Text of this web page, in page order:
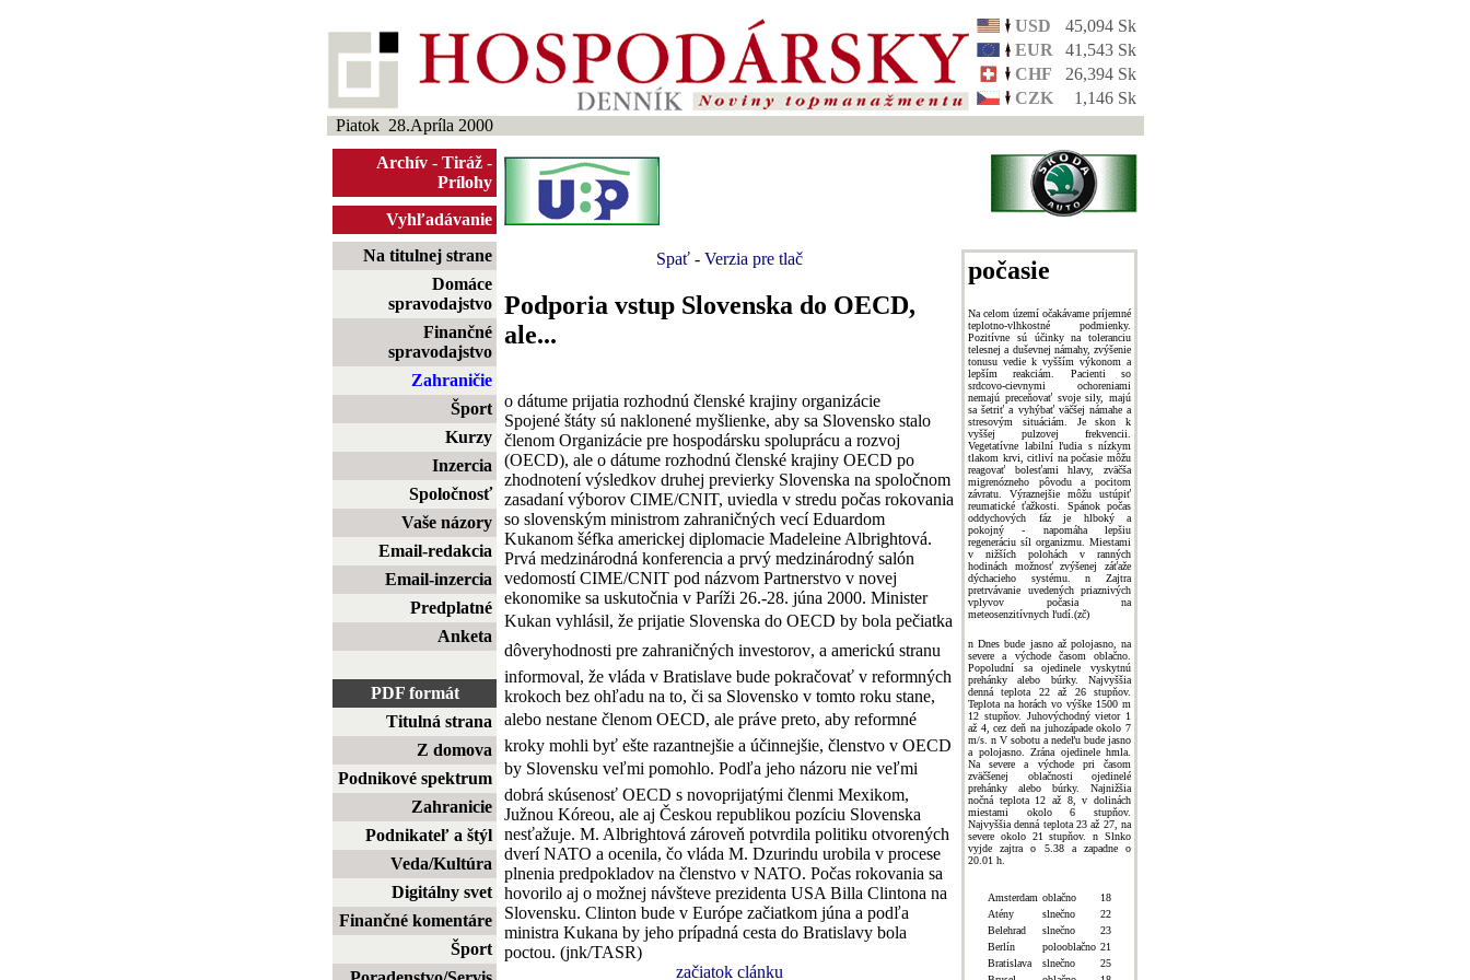
USD
45,094 Sk
EUR
41,543 Sk
CHF
26,394 Sk
CZK
1,146 Sk
Piatok 28.Apríla 2000
Archív - Tiráž -
Prílohy
Vyhľadávanie
Na titulnej strane
Domáce
spravodajstvo
Finančné
spravodajstvo
Zahraničie
Šport
Kurzy
Inzercia
Spoločnosť
Vaše názory
Email-redakcia
Email-inzercia
Predplatné
Anketa
PDF formát
Titulná strana
Z domova
Podnikové spektrum
Zahranicie
Podnikateľ a štýl
Veda/Kultúra
Digitálny svet
Finančné komentáre
Šport
Spať- Verzia pre tlač
Podporia vstup Slovenska do OECD,
ale...
o dátume prijatia rozhodnú členské krajiny organizácie
Spojené štáty sú naklonené myšlienke, aby sa Slovensko stalo
členom Organizácie pre hospodársku spoluprácu a rozvoj
(OECD), ale o dátume rozhodnú členské krajiny OECD po
zhodnotení výsledkov druhej previerky Slovenska na spoločnom
zasadaní výborov CIME/CNIT, uviedla v stredu počas rokovania
so slovenským ministrom zahraničných vecí Eduardom
Kukanom šéfka americkej diplomacie Madeleine Albrightová.
Prvá medzinárodná konferencia a prvý medzinárodný salón
vedomostí CIME/CNIT pod názvom Partnerstvo v novej
ekonomike sa uskutočnia v Paríži 26.-28. júna 2000. Minister
Kukan vyhlásil, že prijatie Slovenska do OECD by bola pečiatka
dôveryhodnosti pre zahraničných investorov, a americkú stranu
informoval, že vláda v Bratislave bude pokračovať v reformných
krokoch bez ohľadu na to, či sa Slovensko v tomto roku stane,
alebo nestane členom OECD, ale práve preto, aby reformné
kroky mohli byť ešte razantnejšie a účinnejšie, členstvo v OECD
by Slovensku veľmi pomohlo. Podľa jeho názoru nie veľmi
dobrá skúsenosť OECD s novoprijatými členmi Mexikom,
Južnou Kóreou, ale aj Českou republikou pozíciu Slovenska
nesťažuje. M. Albrightová zároveň potvrdila politiku otvorených
dverí NATO a ocenila, čo vláda M. Dzurindu urobila v procese
plnenia predpokladov na členstvo v NATO. Počas rokovania sa
hovorilo aj o možnej návšteve prezidenta USA Billa Clintona na
Slovensku. Clinton bude v Európe začiatkom júna a podľa
ministra Kukana by jeho prípadná cesta do Bratislavy bola
poctou. (jnk/TASR)
začiatok clánku
počasie
Na celom území očakávame príjemné
teplotno-vlhkostné podmienky.
Pozitívne sú účinky na toleranciu
telesnej a duševnej námahy, zvýšenie
tonusu vedie k vyšším výkonom a
lepším reakciám. Pacienti so
srdcovo-cievnymi ochoreniami
nemajú preceňovať svoje sily, majú
sa šetriť a vyhýbať väčšej námahe a
stresovým situáciám. Je skon k
vyššej pulzovej frekvencii.
Vegetatívne labilní ľudia s nízkym
tlakom krvi, citliví na počasie môžu
reagovať bolesťami hlavy, zväčša
migrenózneho pôvodu a pocitom
závratu. Výraznejšie môžu ustúpiť
reumatické ťažkosti. Spánok počas
oddychových fáz je hlboký a
pokojný - napomáha lepšiu
regeneráciu síl organizmu. Miestami
v nižších polohách v ranných
hodinách možnosť zvýšenej záťaže
dýchacieho systému. n Zajtra
pretrvávanie uvedených priaznivých
vplyvov počasia na
meteosenzitívnych ľudí.(zč)
n Dnes bude jasno až polojasno, na
severe a východe časom oblačno.
Popoludní sa ojedinele vyskytnú
prehánky alebo búrky. Najvyššia
denná teplota 22 až 26 stupňov.
Teplota na horách vo výške 1500 m
12 stupňov. Juhovýchodný vietor 1
až 4, cez deň na juhozápade okolo 7
m/s. n V sobotu a nedeľu bude jasno
a polojasno. Zrána ojedinele hmla.
Na severe a východe pri časom
zväčšenej oblačnosti ojedinelé
prehánky alebo búrky. Najnižšia
nočná teplota 12 až 8, v dolinách
miestami okolo 6 stupňov.
Najvyššia denná teplota 23 až 27, na
severe okolo 21 stupňov. n Slnko
vyjde zajtra o 5.38 a zapadne o
20.01 h.
Amsterdam oblačno
18
Atény
slnečno
22
Belehrad
slnečno
23
Berlín
polooblačno 21
Bratislava
slnečno
25